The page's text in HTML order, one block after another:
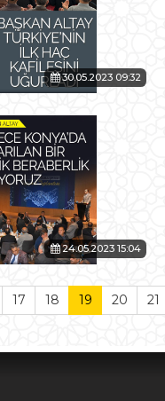
30.05.2023 09:32
24.05.2023 15:04
17 18 19 20 21